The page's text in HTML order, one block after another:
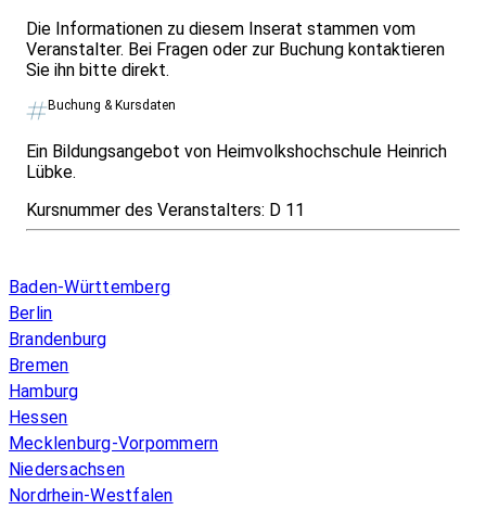
Die Informationen zu diesem Inserat stammen vom
Veranstalter. Bei Fragen oder zur Buchung kontaktieren
Sie ihn bitte direkt.
Buchung & Kursdaten
Ein Bildungsangebot von Heimvolkshochschule Heinrich
Lübke.
Kursnummer des Veranstalters: D 11
Baden-Württemberg
Berlin
Brandenburg
Bremen
Hamburg
Hessen
Mecklenburg-Vorpommern
Niedersachsen
Nordrhein-Westfalen